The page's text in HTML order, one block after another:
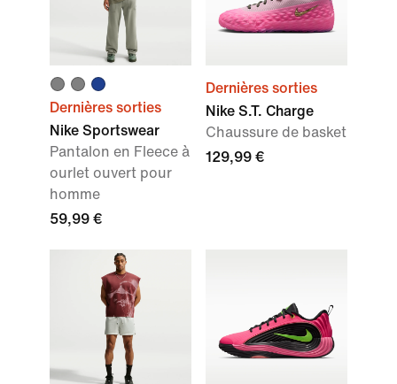
Dernières sorties
Nike Sportswear
Pantalon en Fleece à
ourlet ouvert pour
homme
59,99 €
Dernières sorties
Nike S.T. Charge
Chaussure de basket
129,99 €